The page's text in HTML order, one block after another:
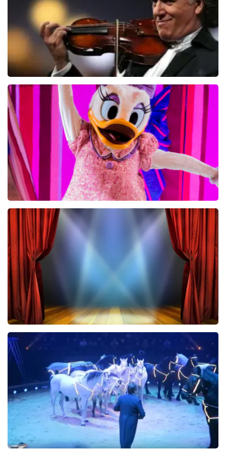
Topticketshop
Andre Rieu
5606+reviews
BEKIJKEN
Disney On Ice
553+ reviews
BEKIJKEN
40 45 De Musical
reviews
BEKIJKEN